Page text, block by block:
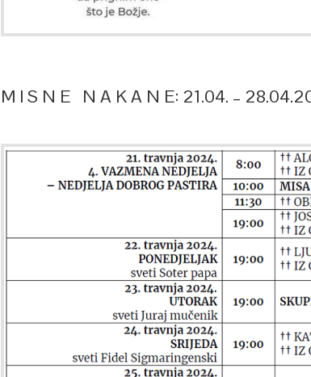
M I S N E N A K A N E: 21.04. –